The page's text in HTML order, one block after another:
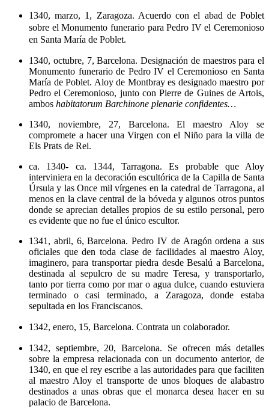
1340, marzo, 1, Zaragoza. Acuerdo con el abad de Poblet
sobre el Monumento funerario para Pedro IV el Ceremonioso
en Santa María de Poblet.
1340, octubre, 7, Barcelona. Designación de maestros para el
Monumento funerario de Pedro IV el Ceremonioso en Santa
María de Poblet. Aloy de Montbray es designado maestro por
Pedro el Ceremonioso, junto con Pierre de Guines de Artois,
ambos habitatorum Barchinone plenarie confidentes…
1340, noviembre, 27, Barcelona. El maestro Aloy se
compromete a hacer una Virgen con el Niño para la villa de
Els Prats de Rei.
ca. 1340- ca. 1344, Tarragona. Es probable que Aloy
interviniera en la decoración escultórica de la Capilla de Santa
Úrsula y las Once mil vírgenes en la catedral de Tarragona, al
menos en la clave central de la bóveda y algunos otros puntos
donde se aprecian detalles propios de su estilo personal, pero
es evidente que no fue el único escultor.
1341, abril, 6, Barcelona. Pedro IV de Aragón ordena a sus
oficiales que den toda clase de facilidades al maestro Aloy,
imaginero, para transportar piedra desde Besalú a Barcelona,
destinada al sepulcro de su madre Teresa, y transportarlo,
tanto por tierra como por mar o agua dulce, cuando estuviera
terminado o casi terminado, a Zaragoza, donde estaba
sepultada en los Franciscanos.
1342, enero, 15, Barcelona. Contrata un colaborador.
1342, septiembre, 20, Barcelona. Se ofrecen más detalles
sobre la empresa relacionada con un documento anterior, de
1340, en que el rey escribe a las autoridades para que faciliten
al maestro Aloy el transporte de unos bloques de alabastro
destinados a unas obras que el monarca desea hacer en su
palacio de Barcelona.